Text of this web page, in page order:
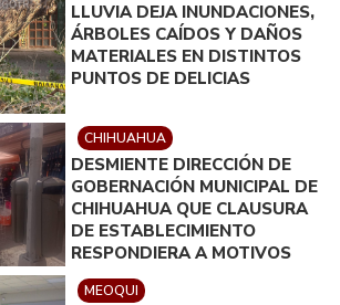
LLUVIA DEJA INUNDACIONES,
ÁRBOLES CAÍDOS Y DAÑOS
MATERIALES EN DISTINTOS
PUNTOS DE DELICIAS
CHIHUAHUA
DESMIENTE DIRECCIÓN DE
GOBERNACIÓN MUNICIPAL DE
CHIHUAHUA QUE CLAUSURA
DE ESTABLECIMIENTO
RESPONDIERA A MOTIVOS
POLÍTICOS
MEOQUI